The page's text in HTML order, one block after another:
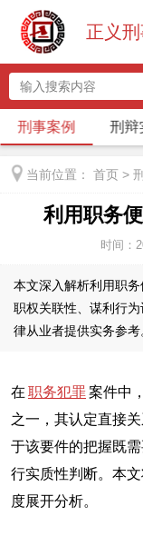
正义
刑事案例 刑辩
当前位置： 首页 >
利用职务
时间：
本文深入解析利用职
职权关联性、谋利行
律从业者提供实务参考
在 职务犯罪案件中
之一，其认定直接
于该要件的把握既
行实质性判断。本
度展开分析。